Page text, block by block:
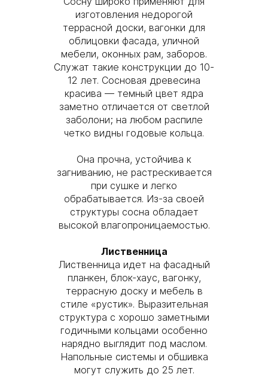
изготовления недорогой
террасной доски, вагонки для
облицовки фасада, уличной
мебели, оконных рам, заборов.
Служат такие конструкции до 10-
12 лет. Сосновая древесина
красива — темный цвет ядра
заметно отличается от светлой
заболони; на любом распиле
четко видны годовые кольца.
Она прочна, устойчива к
загниванию, не растрескивается
при сушке и легко
обрабатывается. Из-за своей
структуры сосна обладает
высокой влагопроницаемостью.
Лиственница
Лиственница идет на фасадный
планкен, блок-хаус, вагонку,
террасную доску и мебель в
стиле «рустик». Выразительная
структура с хорошо заметными
годичными кольцами особенно
нарядно выглядит под маслом.
Напольные системы и обшивка
могут служить до 25 лет.